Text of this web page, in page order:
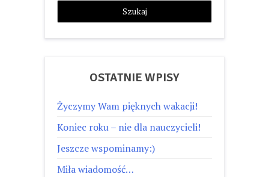
OSTATNIE WPISY
Życzymy Wam pięknych wakacji!
Koniec roku – nie dla nauczycieli!
Jeszcze wspominamy:)
Miła wiadomość…